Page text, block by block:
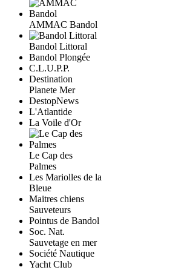
AMMAC Bandol
Bandol Littoral
Bandol Plongée
C.L.U.P.P.
Destination
Planete Mer
DestopNews
L'Atlantide
La Voile d'Or
Le Cap des
Palmes
Les Mariolles de la
Bleue
Maitres chiens
Sauveteurs
Pointus de Bandol
Soc. Nat.
Sauvetage en mer
Société Nautique
Yacht Club